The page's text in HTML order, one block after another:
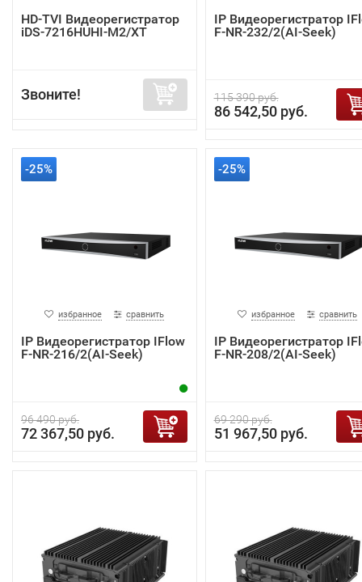
HD-TVI Видеорегистратор
iDS-7216HUHI-M2/XT
Звоните!
IP Видеорегистратор
F-NR-232/2(AI-Seek)
115 390 руб.
86 542,50 руб.
-25%
избранное сравнить
IP Видеорегистратор IFlow
F-NR-216/2(AI-Seek)
96 490 руб.
72 367,50 руб.
-25%
избранное сравнить
IP Видеорегистратор
F-NR-208/2(AI-Seek)
69 290 руб.
51 967,50 руб.